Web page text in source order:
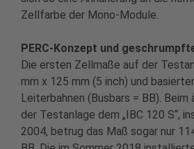
Zellfarbe der Mono-Module.
PERC-Konzept und
Die ersten Zellmaße auf der
mm x 125 mm (5 inch) und
Leiterbahnen (Busbars = BB).
der Testanlage dem „IBC 120 S“,
2004, betrug das Maß sogar nur